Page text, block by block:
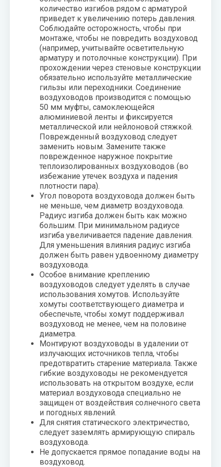
количество изгибов рядом с арматурой
приведет к увеличению потерь давления.
Соблюдайте осторожность, чтобы при
монтаже, чтобы не повредить воздуховод
(например, учитывайте осветительную
арматуру и потолочные конструкции). При
прохождении через стеновые конструкции
обязательно используйте металлические
гильзы или переходники. Соединение
воздуховодов производится с помощью
50 мм муфты, самоклеющейся
алюминиевой ленты и фиксируется
металлической или нейлоновой стяжкой.
Поврежденный воздуховод следует
заменить новым. Замените также
поврежденное наружное покрытие
теплоизолированных воздуховодов (во
избежание утечек воздуха и падения
плотности пара).
Угол поворота воздуховода должен быть
не меньше, чем диаметр воздуховода.
Радиус изгиба должен быть как можно
большим. При минимальном радиусе
изгиба увеличивается падение давления.
Для уменьшения влияния радиус изгиба
должен быть равен удвоенному диаметру
воздуховода.
Особое внимание креплению
воздуховодов следует уделять в случае
использования хомутов. Используйте
хомуты соответствующего диаметра и
обеспечьте, чтобы хомут поддерживал
воздуховод не менее, чем на половине
диаметра.
Монтируют воздуховоды в удалении от
излучающих источников тепла, чтобы
предотвратить старение материала. Также
гибкие воздуховоды не рекомендуется
использовать на открытом воздухе, если
материал воздуховода специально не
защищен от воздействия солнечного света
и погодных явлений.
Для снятия статического электричество,
следует заземлять армирующую спираль
воздуховода.
Не допускается прямое попадание воды на
воздуховод.